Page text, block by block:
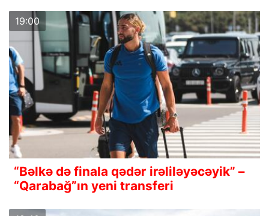
19:00
“Bəlkə də finala qədər irəliləyəcəyik” –
“Qarabağ”ın yeni transferi